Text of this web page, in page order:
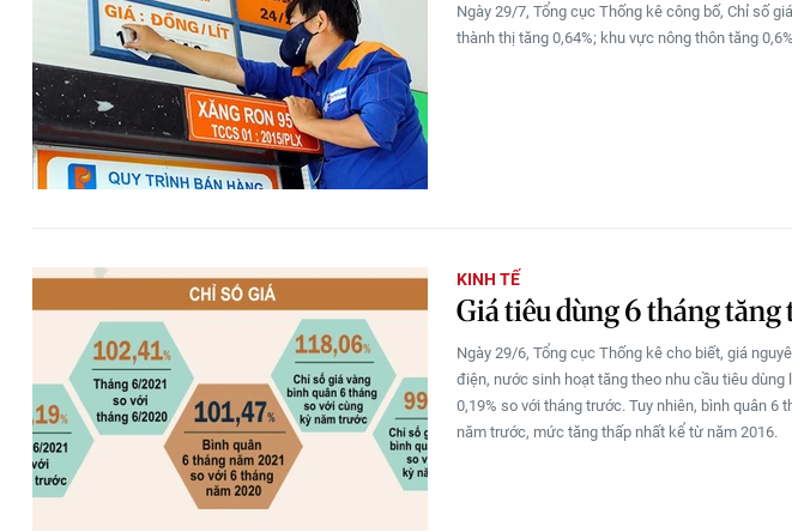
Ngày 29/7, Tổng cục Thống kê công bố, Chỉ số
thành thị tăng 0,64%; khu vực nông thôn tăng
KINH TẾ
Giá tiêu dùng 6 tháng
Ngày 29/6, Tổng cục Thống kê cho biết, giá
điện, nước sinh hoạt tăng theo nhu cầu tiêu
0,19% so với tháng trước. Tuy nhiên, bình quân 6
năm trước, mức tăng thấp nhất kể từ năm 2016.